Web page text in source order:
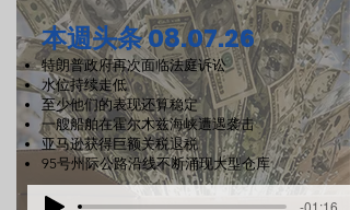
本週头条 08.07.26
特朗普政府再次面临法庭诉讼
水位持续走低
至少他们的表现还算稳定
一艘船舶在霍尔木兹海峡遭遇袭击
亚马逊获得巨额关税退税
95号州际公路沿线不断涌现大型仓库
-01:16